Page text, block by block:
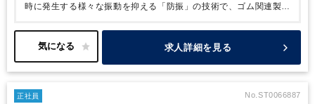
時に発生する様々な振動を抑える「防振」の技術で、ゴム関連製品
も欠かすことのできない製品を開発しており、国内の完成車メーカ
ーのみならず、海外の新興EVメーカーとのお取引を開始していま
す。
将来の内部監査室を担っていただくポジションとなりますの
求人詳細を見る
正社員 No.ST0066887